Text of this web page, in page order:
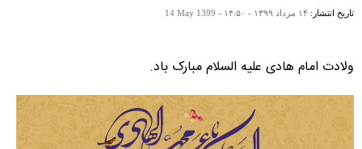
تاریخ انتشار: ۱۴ مرداد ۱۳۹۹ - ۱۴:۵۰ - 14 May 1399
ولادت امام هادی علیه السلام مبارک باد.